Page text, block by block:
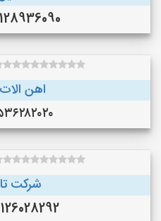
09128936090
اهن
شرکت
09126028292